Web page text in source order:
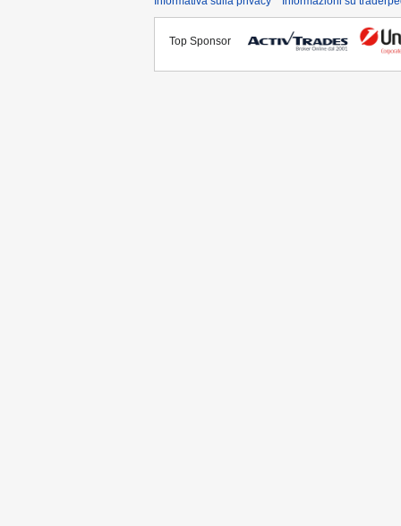
Top Sponsor